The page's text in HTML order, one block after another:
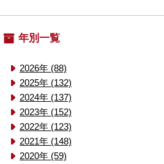
年別一覧
2026年 (88)
2025年 (132)
2024年 (137)
2023年 (152)
2022年 (123)
2021年 (148)
2020年 (59)